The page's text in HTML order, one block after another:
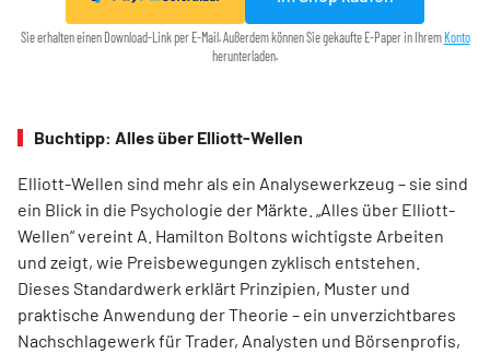
Sie erhalten einen Download-Link per E-Mail. Außerdem können Sie gekaufte E-Paper in IhremKonto
herunterladen.
Buchtipp: Alles über Elliott-Wellen
Elliott-Wellen sind mehr als ein Analysewerkzeug – sie sind
ein Blick in die Psychologie der Märkte. „Alles über Elliott-
Wellen“ vereint A. Hamilton Boltons wichtigste Arbeiten
und zeigt, wie Preisbewegungen zyklisch entstehen.
Dieses Standardwerk erklärt Prinzipien, Muster und
praktische Anwendung der Theorie – ein unverzichtbares
Nachschlagewerk für Trader, Analysten und Börsenprofis,